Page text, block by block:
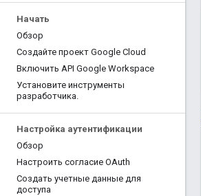
Начать
Обзор
Создайте проект Google Cloud
Включить API Google Workspace
Установите инструменты
разработчика.
Настройка аутентификации
Обзор
Настроить согласие OAuth
Создать учетные данные для
доступа